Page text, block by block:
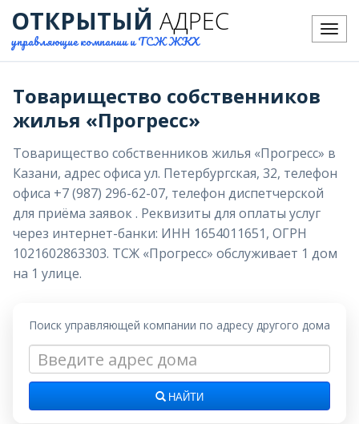
Меню
ОТКРЫТЫЙ АДРЕС
управляющие компании и ТСЖ ЖКХ
Товарищество собственников
жилья «Прогресс»
Товарищество собственников жилья «Прогресс» в
Казани, адрес офиса ул. Петербургская, 32, телефон
офиса +7 (987) 296-62-07, телефон диспетчерской
для приёма заявок . Реквизиты для оплаты услуг
через интернет-банки: ИНН 1654011651, ОГРН
1021602863303. ТСЖ «Прогресс» обслуживает 1 дом
на 1 улице.
Поиск управляющей компании по адресу другого дома
НАЙТИ